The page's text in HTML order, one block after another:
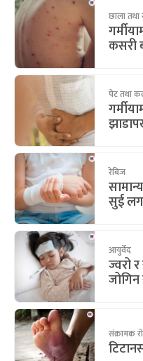
छाला तथा
कसरी
पेट तथा
रेबिज
सुई
आयुर्वेद
ज्वरो
संक्रामक